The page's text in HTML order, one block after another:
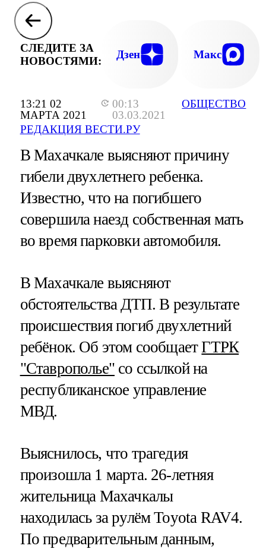
13:21 02
МАРТА 2021
00:13
03.03.2021
РЕДАКЦИЯ ВЕСТИ.РУ
ОБЩЕСТВО
СЛЕДИТЕ ЗА
НОВОСТЯМИ:
Дзен Макс
В Махачкале выясняют причину
гибели двухлетнего ребенка.
Известно, что на погибшего
совершила наезд собственная мать
во время парковки автомобиля.
В Махачкале выясняют
обстоятельства ДТП. В результате
происшествия погиб двухлетний
ребёнок. Об этом сообщаетГТРК
"Ставрополье" со ссылкой на
республиканское управление
МВД.
Выяснилось, что трагедия
произошла 1 марта. 26-летняя
жительница Махачкалы
находилась за рулём Toyota RAV4.
По предварительным данным,